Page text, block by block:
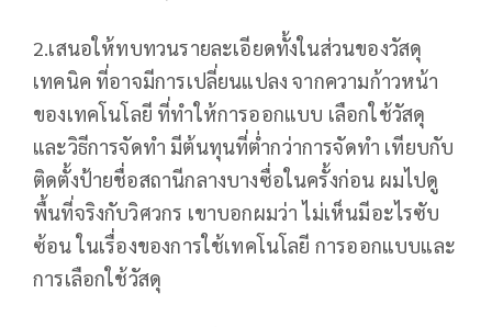
2.เสนอให้ทบทวนรายละเอียดทั้งในส่วนของวัสดุ
เทคนิค ที่อาจมีการเปลี่ยนแปลง จากความก้าวหน้า
ของเทคโนโลยี ที่ทำให้การออกแบบ เลือกใช้วัสดุ
และวิธีการจัดทำ มีต้นทุนที่ต่ำกว่าการจัดทำ เทียบกับ
ติดตั้งป้ายชื่อสถานีกลางบางซื่อในครั้งก่อน ผมไปดู
พื้นที่จริงกับวิศวกร เขาบอกผมว่า ไม่เห็นมีอะไรซับ
ซ้อน ในเรื่องของการใช้เทคโนโลยี การออกแบบและ
การเลือกใช้วัสดุ